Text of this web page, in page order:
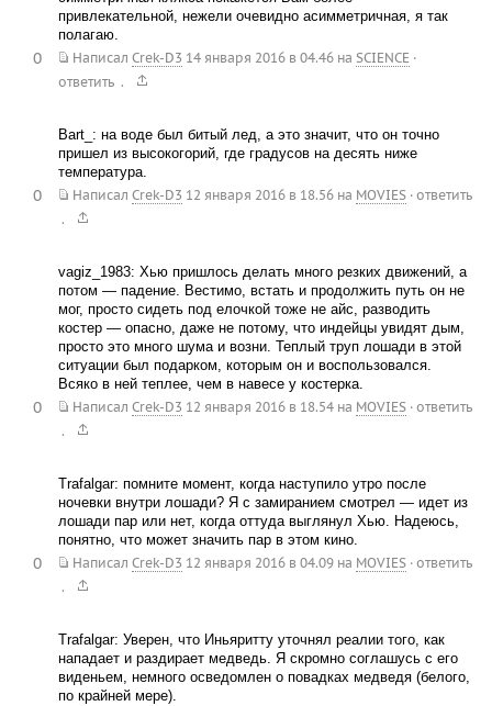
привлекательной, нежели очевидно асимметричная, я так
полагаю.
Написал Crek-D3 14 января 2016 в 04.46на SCIENCE ·
ответить .
0
Bart_: на воде был битый лед, а это значит, что он точно
пришел из высокогорий, где градусов на десять ниже
температура.
Написал Crek-D3 12 января 2016 в 18.56на MOVIES · ответить
.
0
vagiz_1983: Хью пришлось делать много резких движений, а
потом — падение. Вестимо, встать и продолжить путь он не
мог, просто сидеть под елочкой тоже не айс, разводить
костер — опасно, даже не потому, что индейцы увидят дым,
просто это много шума и возни. Теплый труп лошади в этой
ситуации был подарком, которым он и воспользовался.
Всяко в ней теплее, чем в навесе у костерка.
Написал Crek-D3 12 января 2016 в 18.54на MOVIES · ответить
.
0
Trafalgar: помните момент, когда наступило утро после
ночевки внутри лошади? Я с замиранием смотрел — идет из
лошади пар или нет, когда оттуда выглянул Хью. Надеюсь,
понятно, что может значить пар в этом кино.
Написал Crek-D3 12 января 2016 в 04.09на MOVIES · ответить
.
0
Trafalgar: Уверен, что Иньяритту уточнял реалии того, как
нападает и раздирает медведь. Я скромно соглашусь с его
виденьем, немного осведомлен о повадках медведя (белого,
по крайней мере).